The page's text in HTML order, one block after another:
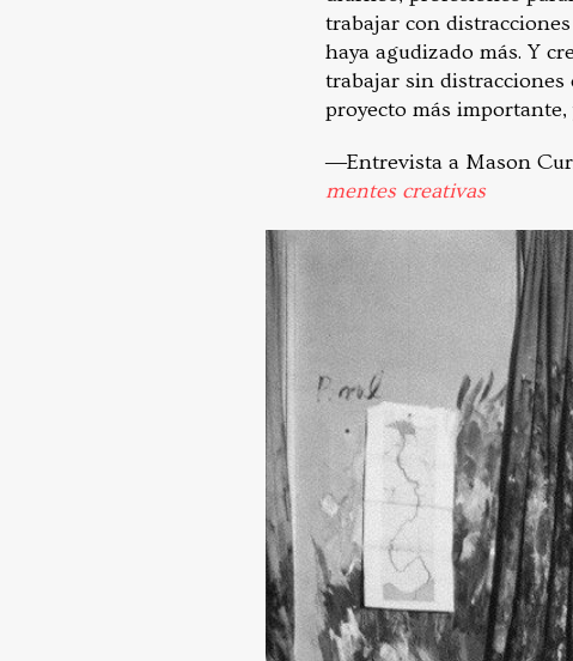
trabajar con
haya agudizado más. Y
trabajar sin distracciones
proyecto más
―Entrevista a Mason
mentes creativas